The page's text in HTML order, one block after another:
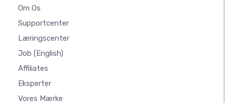
Om Os
Supportcenter
Læringscenter
Job (English)
Affiliates
Eksperter
Vores Mærke